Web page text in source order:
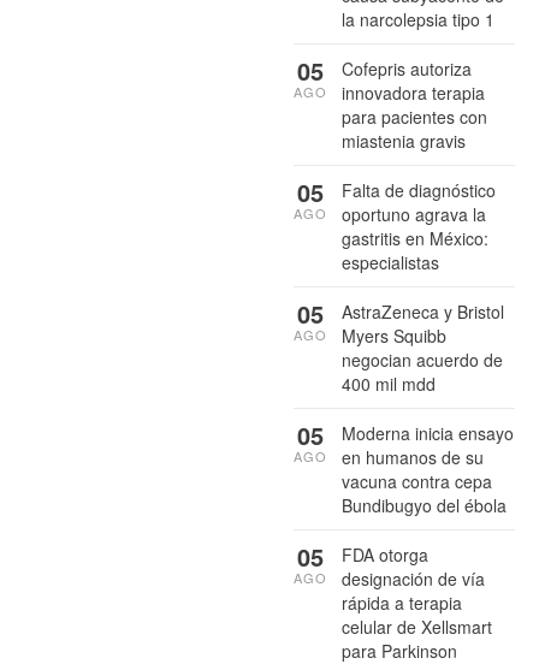
la narcolepsia tipo 1
Cofepris autoriza
innovadora terapia
para pacientes con
miastenia gravis
05
AGO
Falta de diagnóstico
oportuno agrava la
gastritis en México:
especialistas
05
AGO
AstraZeneca y Bristol
Myers Squibb
negocian acuerdo de
400 mil mdd
05
AGO
Moderna inicia ensayo
en humanos de su
vacuna contra cepa
Bundibugyo del ébola
05
AGO
FDA otorga
designación de vía
rápida a terapia
celular de Xellsmart
para Parkinson
05
AGO